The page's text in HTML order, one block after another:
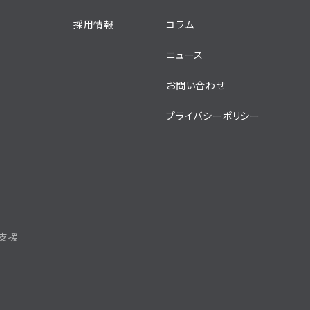
援
採用情報 コラム
ニュース
お問い合わせ
プライバシーポリシー